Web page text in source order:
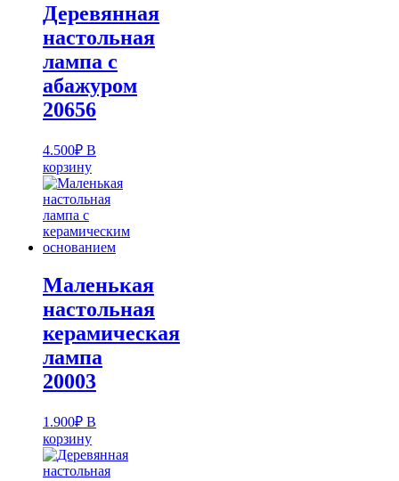
Деревянная
настольная
лампа с
абажуром
20656
4.500₽ В
корзину
Маленькая
настольная
керамическая
лампа
20003
1.900₽ В
корзину